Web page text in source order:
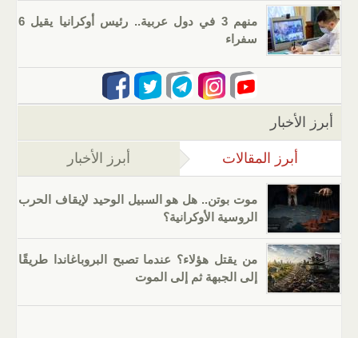
منهم 3 في دول عربية.. رئيس أوكرانيا يقيل 6
سفراء
أبرز الأخبار
أبرز المقالات (علامة التبويب النشطة)
أبرز الأخبار
موت بوتن.. هل هو السبيل الوحيد لإيقاف الحرب
الروسية الأوكرانية؟
من يقتل هؤلاء؟ عندما تصبح البروباغاندا طريقًا
إلى الجبهة ثم إلى الموت